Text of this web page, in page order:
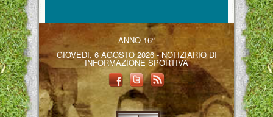
ANNO 16°
GIOVEDÌ, 6 AGOSTO 2026 - NOTIZIARIO DI
INFORMAZIONE SPORTIVA